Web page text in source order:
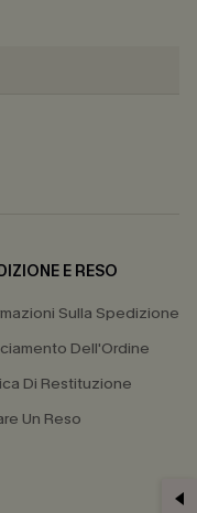
E RESO
Sulla Spedizione
Dell'Ordine
Di Restituzione
Un Reso